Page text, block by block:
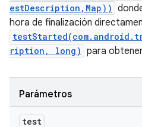
estDescription,Map))
hora de finalización
ription, long) para
Parámetros
test